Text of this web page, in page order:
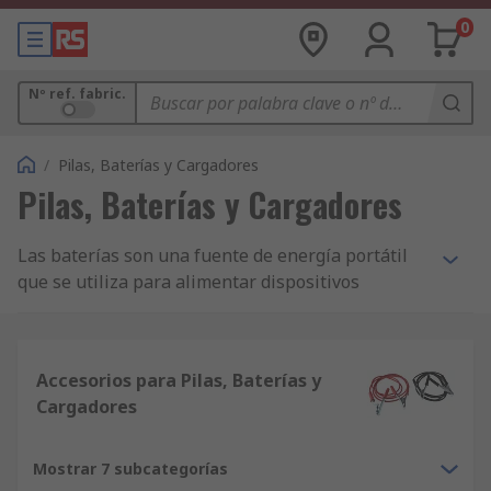
0
Nº ref. fabric.
/ Pilas, Baterías y Cargadores
Pilas, Baterías y Cargadores
Las baterías son una fuente de energía portátil
que se utiliza para alimentar dispositivos
positivo (ánodo) y un terminal negativo (cátodo).
aplicaciones. Pueden alimentar dispositivos
Accesorios para Pilas, Baterías y
Cargadores
Mostrar 7 subcategorías